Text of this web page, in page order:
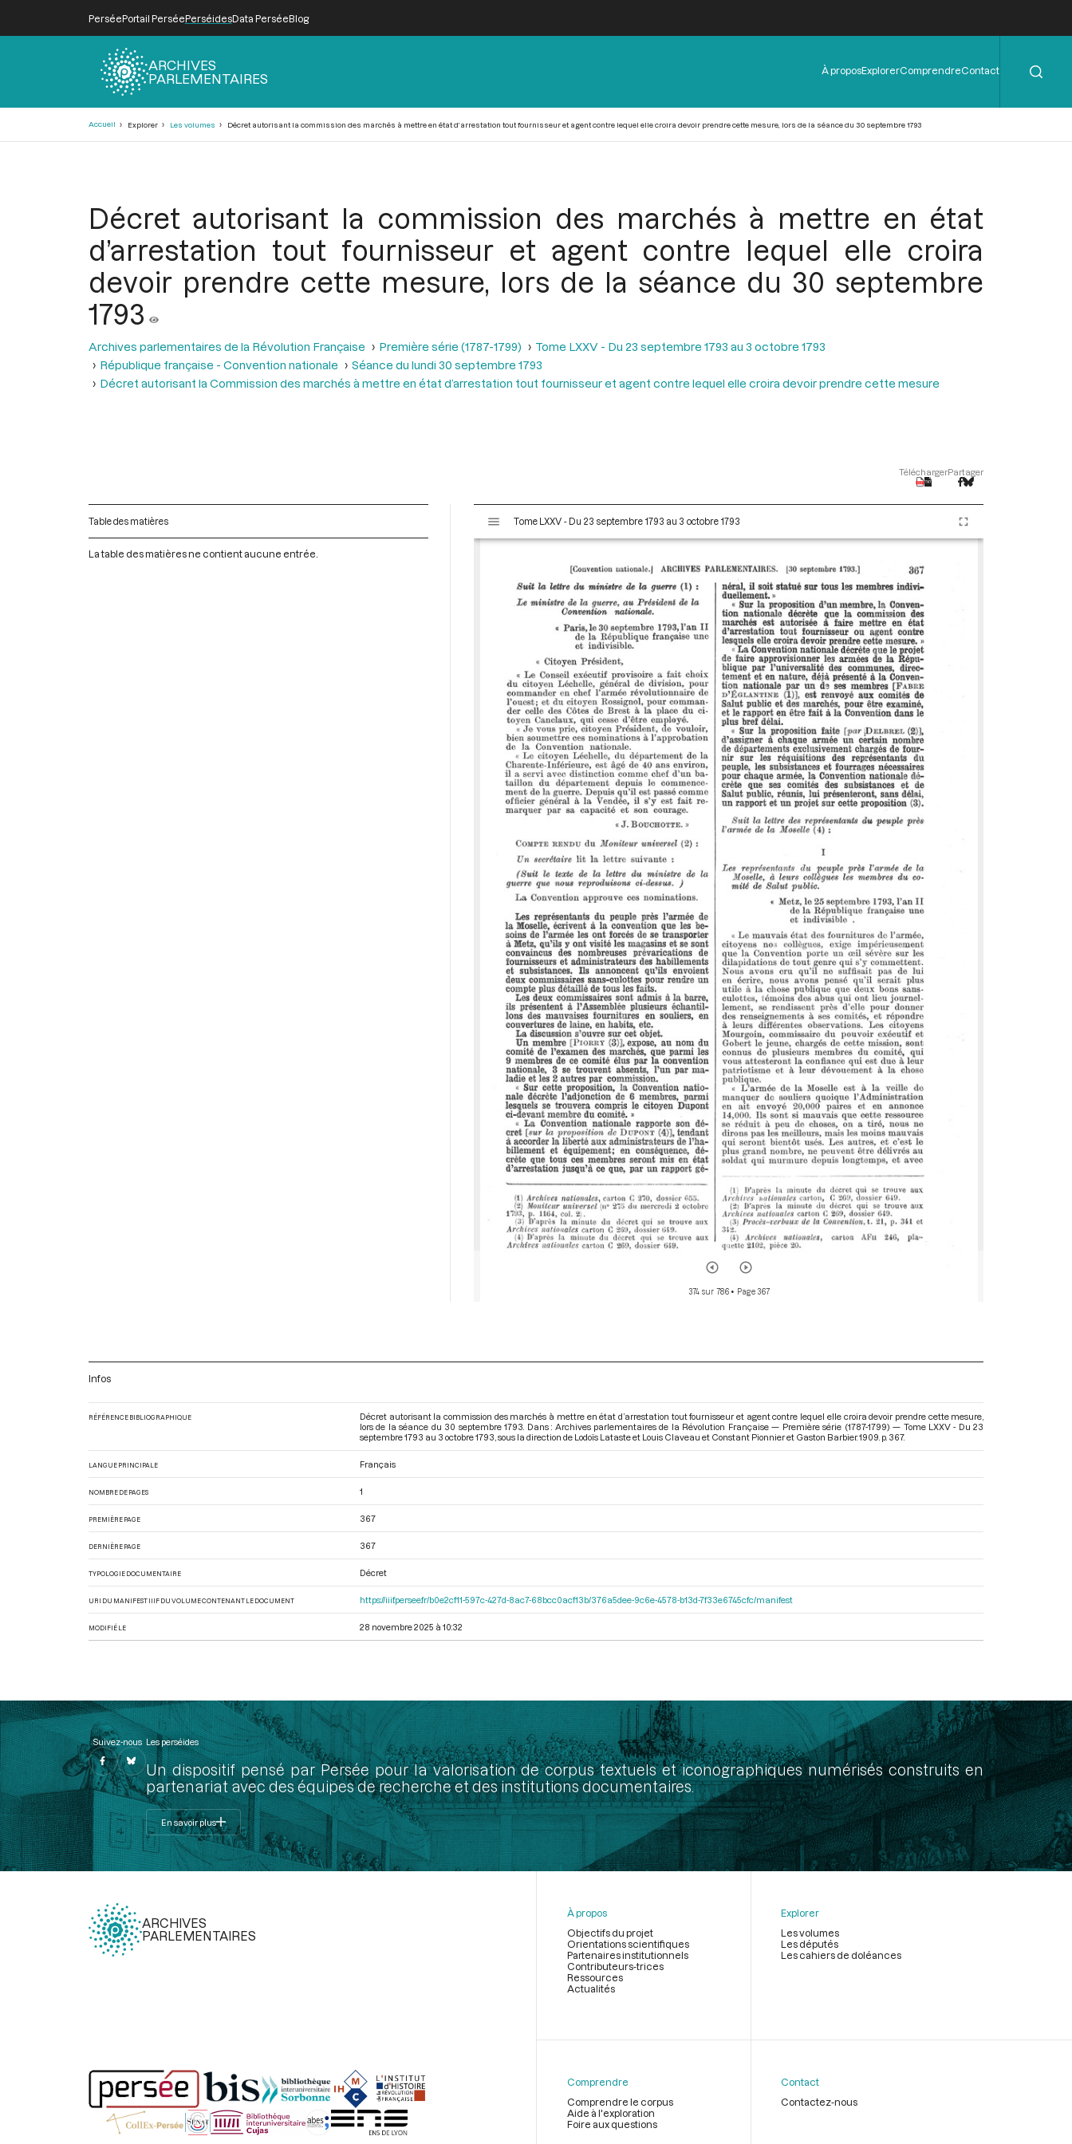
PerséePortail PerséePerséidesData PerséeBlog
ARCHIVES
PARLEMENTAIRES
Menu
de
À proposExplorerComprendreContact
Accueil Explorer Les volumes Décret autorisant la commission des marchés à mettre en état d’arrestation tout fournisseur et agent contre lequel elle croira devoir prendre cette mesure, lors de la séance du 30 septembre 1793
Décret autorisant la commission des marchés à mettre en état
d’arrestation tout fournisseur et agent contre lequel elle croira
devoir prendre cette mesure, lors de la séance du 30 septembre
1793
Archives parlementaires de la Révolution Française Première série (1787-1799)
Tome LXXV - Du 23 septembre 1793 au 3 octobre 1793
République française - Convention nationale
Séance du lundi 30 septembre 1793
Décret autorisant la Commission des marchés à mettre en état d’arrestation tout fournisseur et agent contre lequel elle croira devoir prendre cette mesure
TéléchargerPartager
Table des matières
La table des matières ne contient aucune entrée.
s
Tome LXXV - Du 23 septembre 1793 au 3 octobre 1793
374 sur 786• Page 367
Infos
RÉFÉRENCE BIBLIOGRAPHIQUE
Décret autorisant la commission des marchés à mettre en état d’arrestation tout fournisseur et agent contre lequel elle croira devoir prendre cette mesure,
lors de la séance du 30 septembre 1793. Dans : Archives parlementaires de la Révolution Française — Première série (1787-1799) — Tome LXXV - Du 23
septembre 1793 au 3 octobre 1793 , sous la direction de Lodoïs Lataste et Louis Claveau et Constant Pionnier et Gaston Barbier. 1909. p. 367.
LANGUE PRINCIPALE Français
NOMBRE DE PAGES 1
PREMIÈRE PAGE 367
DERNIÈRE PAGE 367
TYPOLOGIE DOCUMENTAIRE Décret
URI DU MANIFEST IIIF DU VOLUME CONTENANT LE DOCUMENT https://iiif.persee.fr/b0e2cf11-597c-427d-8ac7-68bcc0acf13b/376a5dee-9c6e-4578-b13d-7f33e6745cfc/manifest
MODIFIÉ LE 28 novembre 2025 à 10:32
Suivez-nous Les perséides
Un dispositif pensé par Persée pour la valorisation de corpus textuels et iconographiques numérisés construits en
partenariat avec des équipes de recherche et des institutions documentaires.
En savoir plus
ARCHIVES
PARLEMENTAIRES
page
À propos
Objectifs du projet
Orientations scientifiques
Partenaires institutionnels
Contributeurs-trices
Ressources
Actualités
Explorer
Les volumes
Les députés
Les cahiers de doléances
Comprendre
Comprendre le corpus
Aide à l'exploration
Foire aux questions
Contact
Contactez-nous